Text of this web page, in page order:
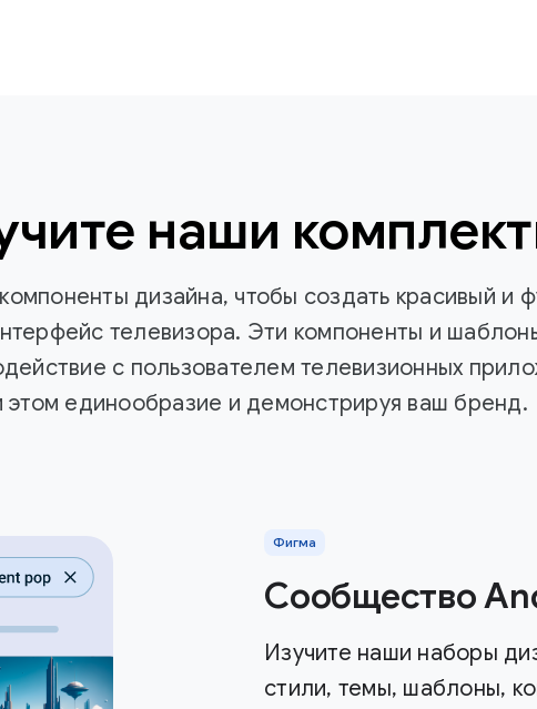
наши
дизайна, чтобы создать красивый и
телевизора. Эти компоненты и
с пользователем телевизионных
этом единообразие и демонстрируя ваш бренд.
Фигма
Сообщество
Изучите наши наборы
стили, темы, шаблоны,